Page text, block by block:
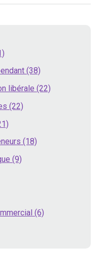
(38)
libérale (22)
(22)
(18)
(9)
(6)